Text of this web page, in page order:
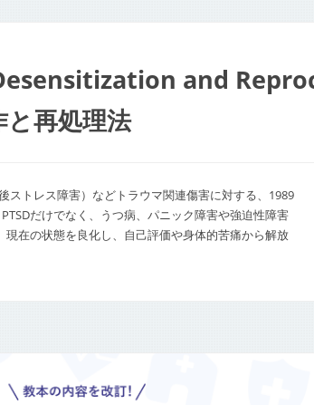
and
と再処理法
ストレス障害）などトラウマ関連傷害に対する、1989
だけでなく、うつ病、パニック障害や強迫性障害
在の状態を良化し、自己評価や身体的苦痛から解放